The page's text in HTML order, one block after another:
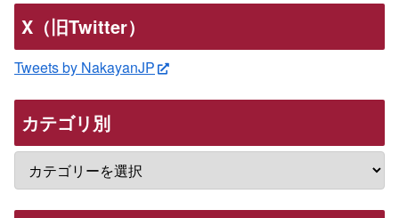
X（旧Twitter）
Tweets by NakayanJP
カテゴリ別